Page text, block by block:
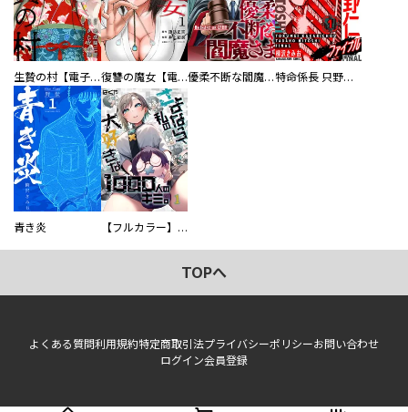
生贄の村【電子単行本版】 復讐の魔女【電子単行本版】 優柔不断な閻魔さま 特命係長 只野仁ファイナル 愛蔵版
青き炎 【フルカラー】さよなら、私の大好きな１０００人のキミ。
TOPへ
よくある質問利用規約特定商取引法プライバシーポリシーお問い合わせ
ログイン会員登録